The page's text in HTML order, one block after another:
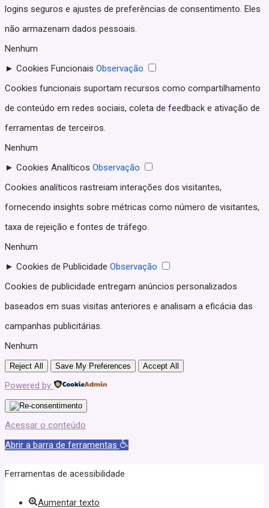
logins seguros e ajustes de preferências de consentimento. Eles
não armazenam dados pessoais.
Nenhum
► Cookies Funcionais Observação
Cookies funcionais suportam recursos como compartilhamento
de conteúdo em redes sociais, coleta de feedback e ativação de
ferramentas de terceiros.
Nenhum
► Cookies Analíticos Observação
Cookies analíticos rastreiam interações dos visitantes,
fornecendo insights sobre métricas como número de visitantes,
taxa de rejeição e fontes de tráfego.
Nenhum
► Cookies de Publicidade Observação
Cookies de publicidade entregam anúncios personalizados
baseados em suas visitas anteriores e analisam a eficácia das
campanhas publicitárias.
Nenhum
Reject All Save My Preferences Accept All
Powered by
Acessar o conteúdo
Abrir a barra de ferramentas
Ferramentas de acessibilidade
Aumentar texto